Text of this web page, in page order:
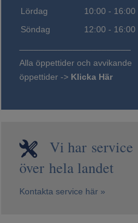
Lördag
10:00 - 16:00
Söndag
12:00 - 16:00
Alla öppettider och avvikande
öppettider -> Klicka Här
Vi har service
över hela landet
Kontakta service här »